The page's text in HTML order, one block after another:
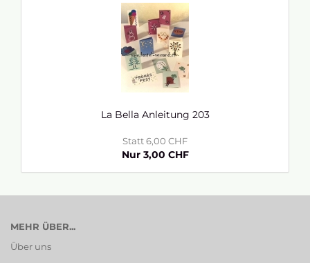
La Bella Anleitung 203
Statt 6,00 CHF
Nur 3,00 CHF
MEHR ÜBER...
Über uns